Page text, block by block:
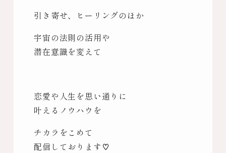
引き寄せ、ヒーリングのほか
宇宙の法則の活用や
潜在意識を変えて
恋愛や人生を思い通りに
叶えるノウハウを
チカラをこめて
配信しております♡